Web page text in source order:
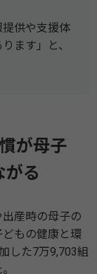
供や支援体
ます」と、
が母子
がる
産時の母子の
もの健康と環
した7万9,703組